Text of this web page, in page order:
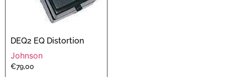
DEQ2 EQ Distortion
Johnson
€79,00